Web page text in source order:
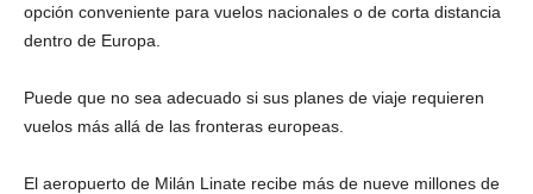
opción conveniente para vuelos nacionales o de corta distancia
dentro de Europa.
Puede que no sea adecuado si sus planes de viaje requieren
vuelos más allá de las fronteras europeas.
El aeropuerto de Milán Linate recibe más de nueve millones de